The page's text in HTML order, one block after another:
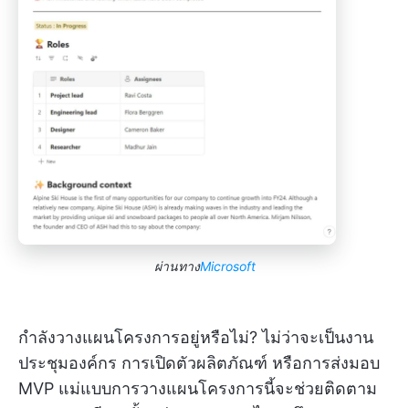
ผ่านทางMicrosoft
กำลังวางแผนโครงการอยู่หรือไม่? ไม่ว่าจะเป็นงาน
ประชุมองค์กร การเปิดตัวผลิตภัณฑ์ หรือการส่งมอบ
MVP แม่แบบการวางแผนโครงการนี้จะช่วยติดตาม